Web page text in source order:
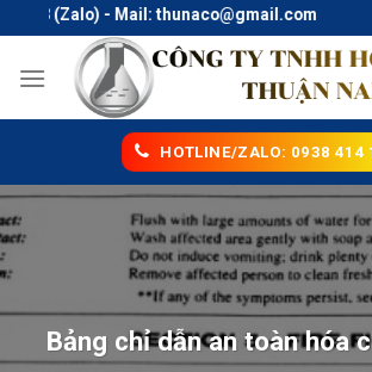
to
content
(Zalo) - Mail: thunaco@gmail.com
HOTLINE/ZALO: 0938 414
Bảng chỉ dẫn an toàn hóa